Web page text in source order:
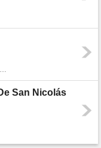
San Nicolás